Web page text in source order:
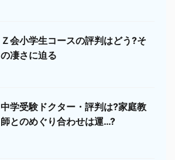
Ｚ会小学生コースの評判はどう?そ
の凄さに迫る
中学受験ドクター・評判は?家庭教
師とのめぐり合わせは運…?